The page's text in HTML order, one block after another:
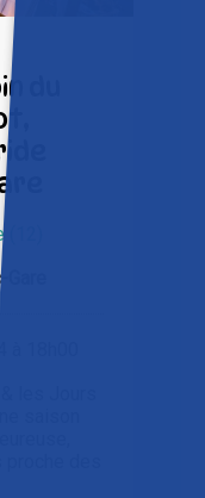
du
18h00
les Jours
saison
des